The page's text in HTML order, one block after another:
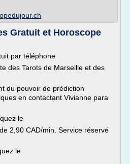
Gratuit et Horoscope
par téléphone
des Tarots de Marseille et des
du pouvoir de prédiction
en contactant Vivianne para
le
2,90 CAD/min. Service réservé
le